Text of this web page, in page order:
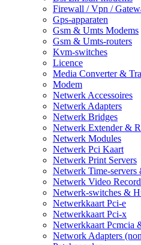
Firewall / Vpn /
Gps-apparaten
Gsm & Umts Modems
Gsm & Umts-routers
Kvm-switches
Licence
Media Converter &
Modem
Netwerk Accessoires
Netwerk Adapters
Netwerk Bridges
Netwerk Extender &
Netwerk Modules
Netwerk Pci Kaart
Netwerk Print Servers
Netwerk Time-servers
Netwerk Video
Netwerk-switches &
Netwerkkaart Pci-e
Netwerkkaart Pci-x
Netwerkkaart Pcmcia
Network Adapters